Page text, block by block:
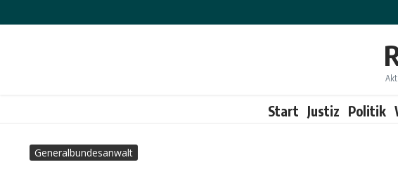
Start Justiz Politik
Generalbundesanwalt